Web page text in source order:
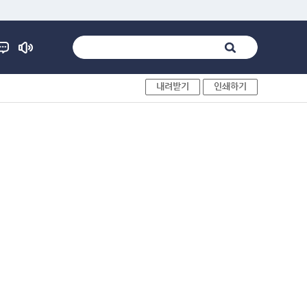
내려받기 인쇄하기